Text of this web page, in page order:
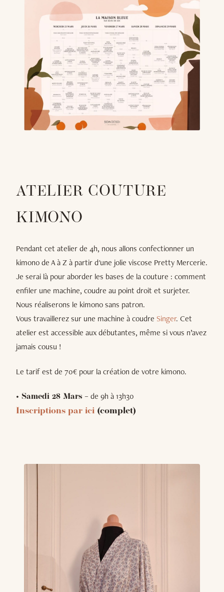
ATELIER COUTURE
KIMONO
Pendant cet atelier de 4h, nous allons confectionner un
kimono de A à Z à partir d'une jolie viscose Pretty Mercerie.
Je serai là pour aborder les bases de la couture : comment
enfiler une machine, coudre au point droit et surjeter.
Nous réaliserons le kimono sans patron.
Vous travaillerez sur une machine à coudre Singer. Cet
atelier est accessible aux débutantes, même si vous n’avez
jamais cousu !
Le tarif est de 70€ pour la création de votre kimono.
• Samedi 28 Mars – de 9h à 13h30
Inscriptions par ici (complet)